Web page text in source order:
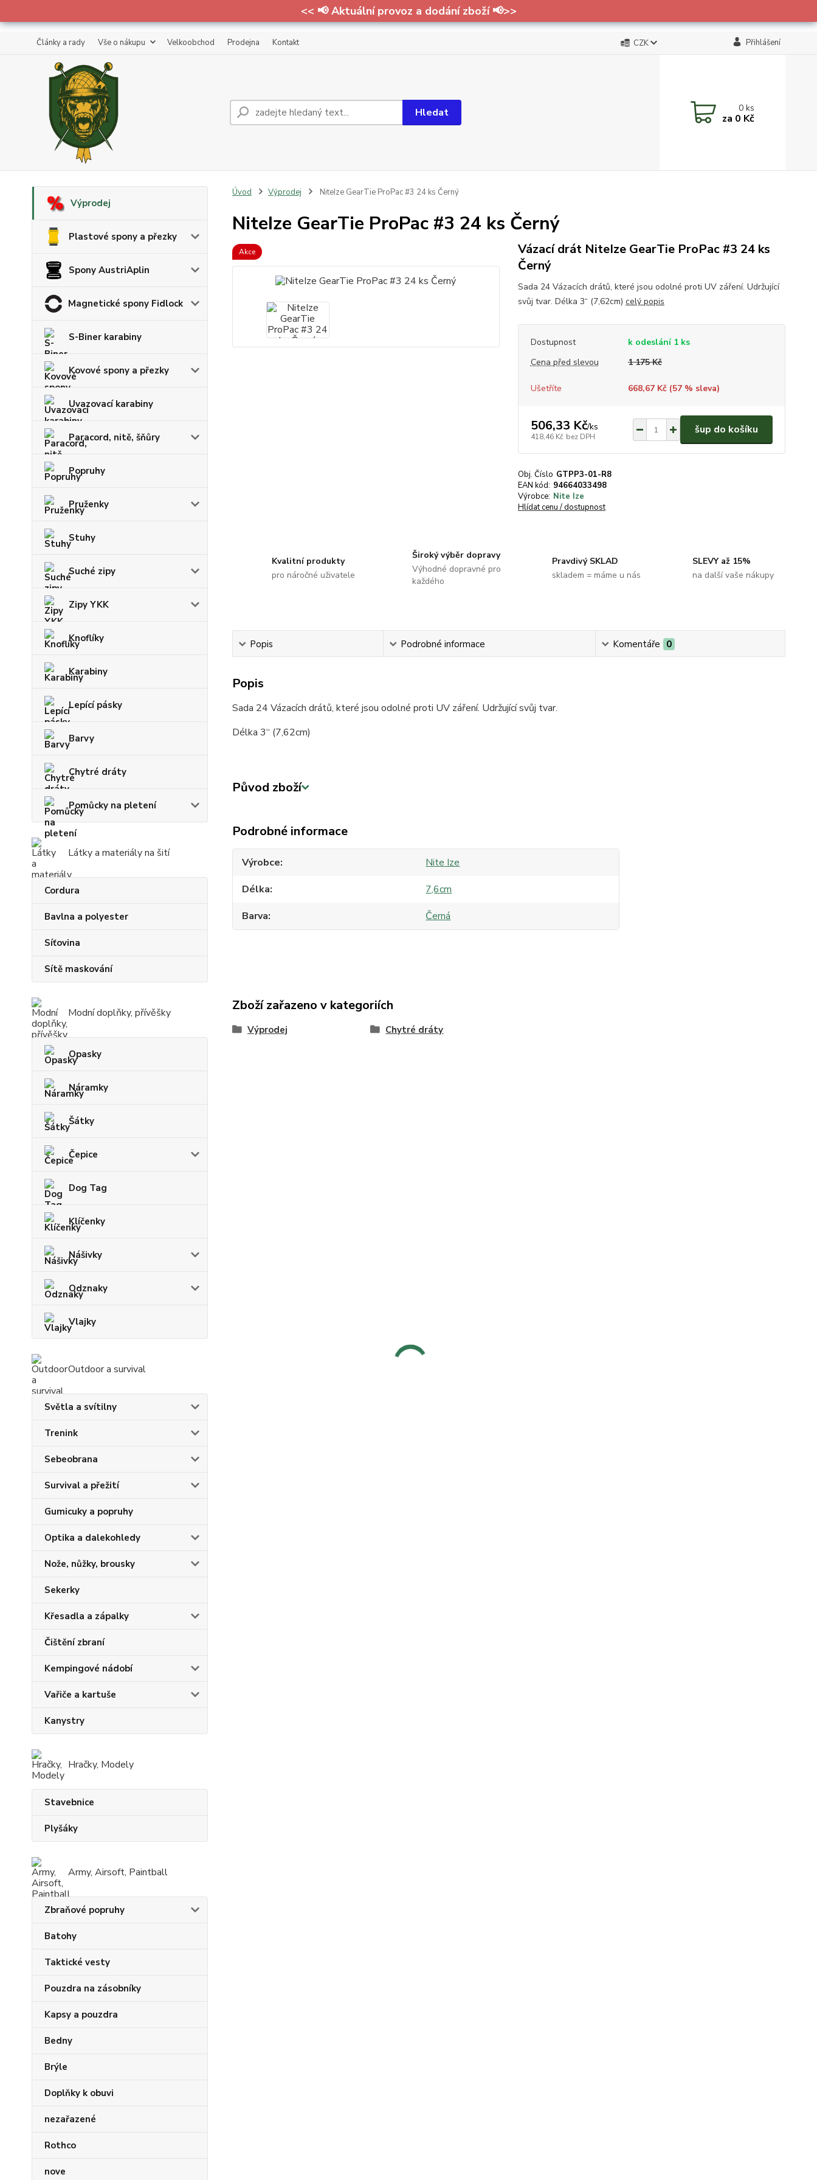
<< 📢 Aktuální provoz a dodání zboží 📢>>
Články a rady Vše o nákupu Velkoobchod Prodejna Kontakt CZK Přihlášení
Hledat 0ks
za 0 Kč
Výprodej
Plastové spony a přezky
Spony AustriAplin
Magnetické spony Fidlock
S-Biner karabiny
Kovové spony a přezky
Uvazovací karabiny
Paracord, nitě, šňůry
Popruhy
Pruženky
Stuhy
Suché zipy
Zipy YKK
Knoflíky
Karabiny
Lepící pásky
Barvy
Chytré dráty
Pomůcky na pletení
Látky a materiály na šití
Cordura
Bavlna a polyester
Síťovina
Sítě maskování
Modní doplňky, přívěšky
Opasky
Náramky
Šátky
Čepice
Dog Tag
Klíčenky
Nášivky
Odznaky
Vlajky
Outdoor a survival
Světla a svítilny
Trenink
Sebeobrana
Survival a přežití
Gumicuky a popruhy
Optika a dalekohledy
Nože, nůžky, brousky
Sekerky
Křesadla a zápalky
Čištění zbraní
Kempingové nádobí
Vařiče a kartuše
Kanystry
Hračky, Modely
Stavebnice
Plyšáky
Army, Airsoft, Paintball
Zbraňové popruhy
Batohy
Taktické vesty
Pouzdra na zásobníky
Kapsy a pouzdra
Bedny
Brýle
Doplňky k obuvi
nezařazené
Rothco
nove
Úvod Výprodej NiteIze GearTie ProPac #3 24 ks Černý
NiteIze GearTie ProPac #3 24 ks Černý
Akce
Vázací drát NiteIze GearTie ProPac #3 24 ks
Černý
Sada 24 Vázacích drátů, které jsou odolné proti UV záření. Udržující
svůj tvar. Délka 3“ (7,62cm) celý popis
Dostupnost
k odeslání 1 ks
Cena před slevou
1 175 Kč
Ušetříte 668,67 Kč (57% sleva)
506,33 Kč/ks
418,46 Kč bez DPH
šup do košíku
Obj. Číslo GTPP3-01-R8
EAN kód: 94664033498
Výrobce: Nite Ize
Hlídat cenu / dostupnost
Kvalitní produkty
pro náročné uživatele
Široký výběr dopravy
Výhodné dopravné pro
každého
Pravdivý SKLAD
skladem = máme u nás
SLEVY až 15%
na další vaše nákupy
Popis Podrobné informace Komentáře 0
Popis
Sada 24 Vázacích drátů, které jsou odolné proti UV záření. Udržující svůj tvar.
Délka 3“ (7,62cm)
Původ zboží
Podrobné informace
Výrobce
Nite Ize
Délka
7,6cm
Barva
Černá
Zboží zařazeno v kategoriích
Výprodej Chytré dráty